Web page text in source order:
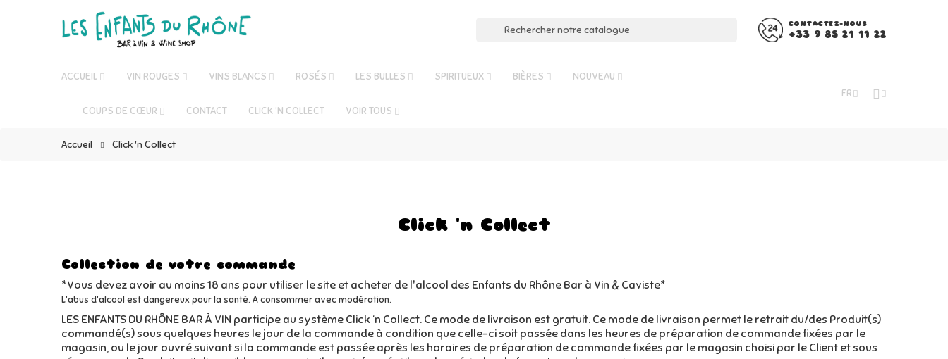
CONTACTEZ-NOUS
+33 9 85 21 11 22
ACCUEIL VIN ROUGES VINS BLANCS ROSÉS LES BULLES SPIRITUEUX BIÈRES NOUVEAU
COUPS DE CŒUR CONTACT CLICK 'N COLLECT VOIR TOUS
FR
Accueil Click 'n Collect
Click 'n Collect
Collection de votre commande
*Vous devez avoir au moins 18 ans pour utiliser le site et acheter de l'alcool des Enfants du Rhône Bar à Vin & Caviste*
L'abus d'alcool est dangereux pour la santé. A consommer avec modération.
LES ENFANTS DU RHÔNE BAR À VIN participe au système Click ‘n Collect. Ce mode de livraison est gratuit. Ce mode de livraison permet le retrait du/des Produit(s)
commandé(s) sous quelques heures le jour de la commande à condition que celle-ci soit passée dans les heures de préparation de commande fixées par le
magasin, ou le jour ouvré suivant si la commande est passée après les horaires de préparation de commande fixées par le magasin choisi par le Client et sous